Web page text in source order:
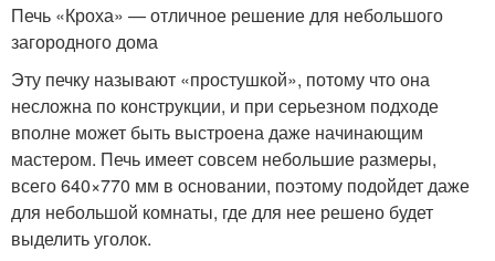
Печь «Кроха» — отличное решение для небольшого
загородного дома
Эту печку называют «простушкой», потому что она
несложна по конструкции, и при серьезном подходе
вполне может быть выстроена даже начинающим
мастером. Печь имеет совсем небольшие размеры,
всего 640×770 мм в основании, поэтому подойдет даже
для небольшой комнаты, где для нее решено будет
выделить уголок.